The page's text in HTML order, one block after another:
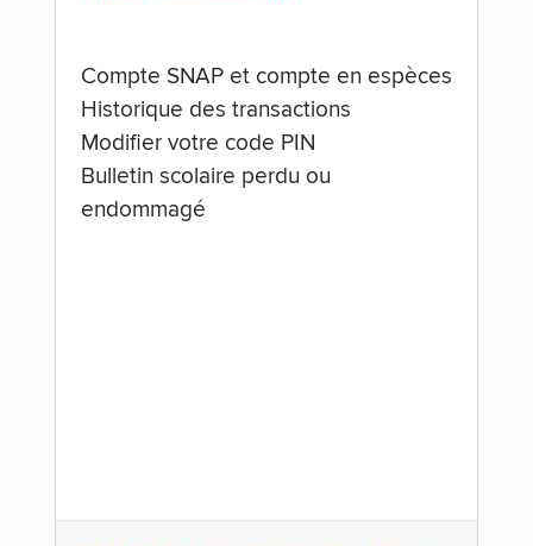
Compte SNAP et compte en espèces
Historique des transactions
Modifier votre code PIN
Bulletin scolaire perdu ou
endommagé